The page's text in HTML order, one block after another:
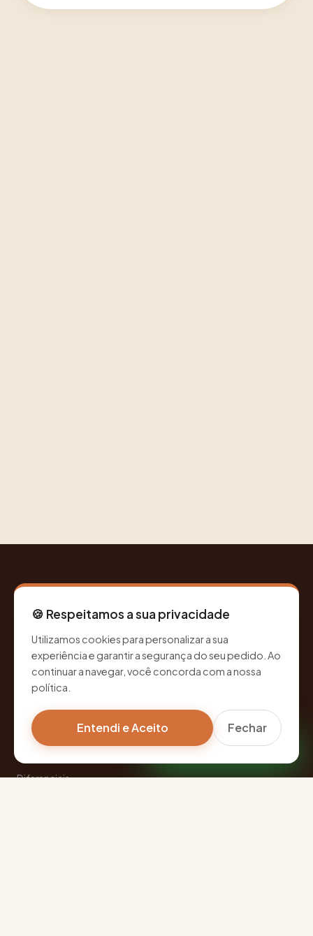
Cada peça montada com carinho para marcar momentos
únicos e especiais.
NAVEGAÇÃO
Diferenciais
🍪 Respeitamos a sua privacidade
Utilizamos cookies para personalizar a sua
experiência e garantir a segurança do seu pedido. Ao
continuar a navegar, você concorda com a nossa
política.
Entendi e Aceito Fechar
Falar pelo WhatsApp